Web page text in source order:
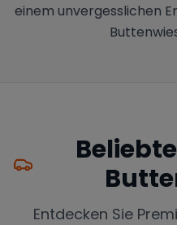
einem unvergesslichen
Entdecken Sie